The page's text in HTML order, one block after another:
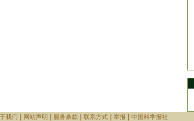
我们
网站声明 服务条款 联系方式| 举报 中国科学报社